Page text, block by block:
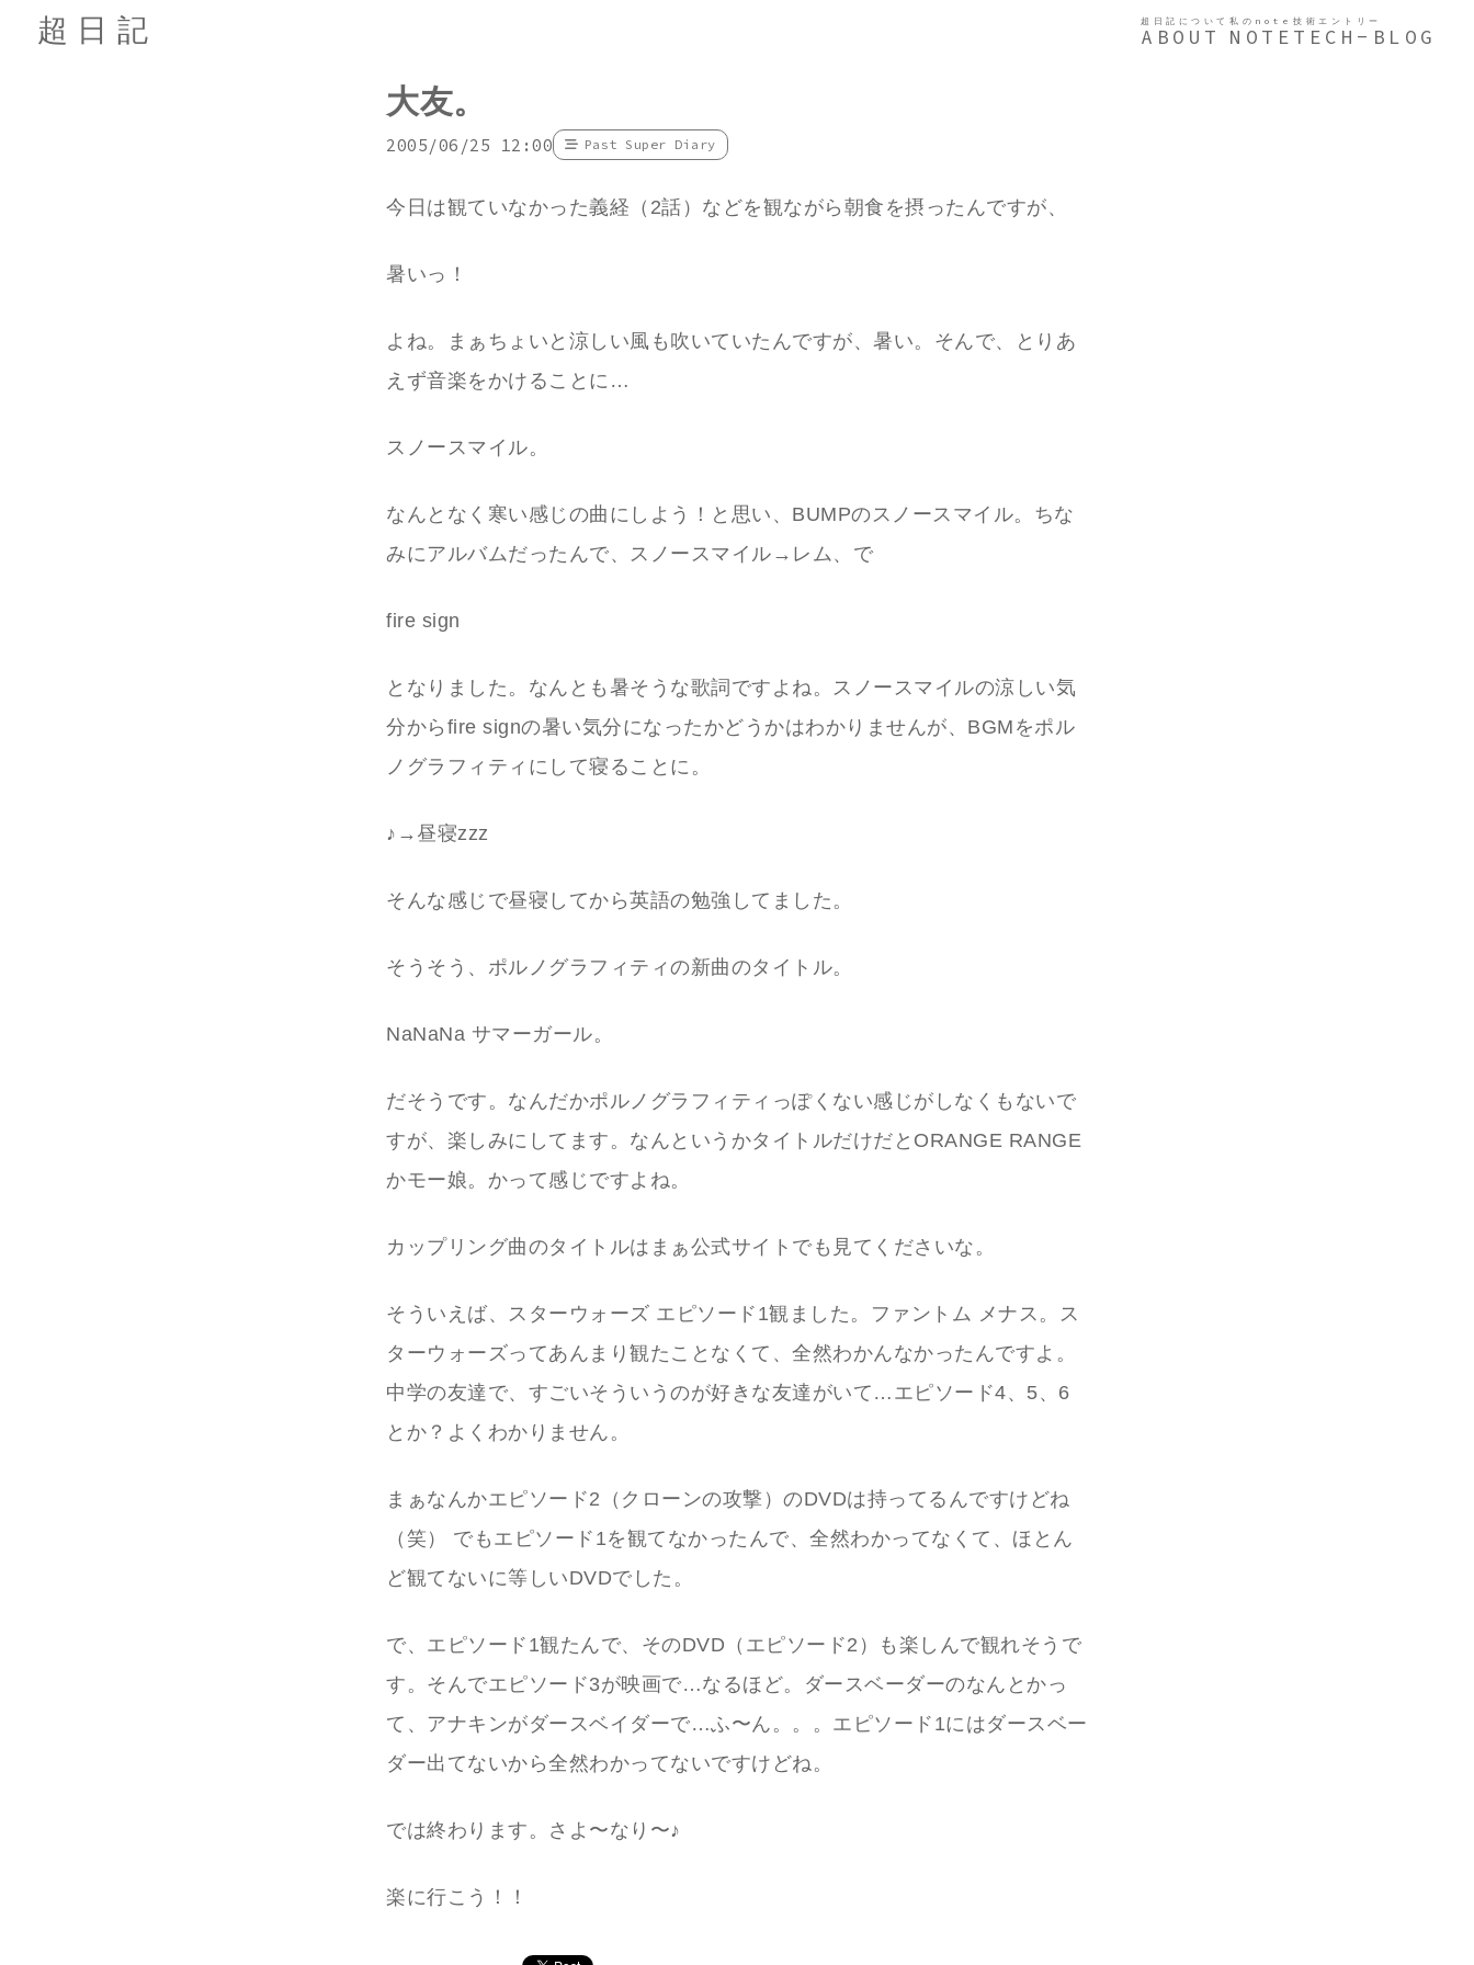
超日記 超日記について
ABOUT
私のnote
NOTE
技術エントリー
TECH-BLOG
大友。
2005/06/25 12:00 Past Super Diary
今日は観ていなかった義経（2話）などを観ながら朝食を摂ったんですが、
暑いっ！
よね。まぁちょいと涼しい風も吹いていたんですが、暑い。そんで、とりあ
えず音楽をかけることに…
スノースマイル。
なんとなく寒い感じの曲にしよう！と思い、BUMPのスノースマイル。ちな
みにアルバムだったんで、スノースマイル→レム、で
fire sign
となりました。なんとも暑そうな歌詞ですよね。スノースマイルの涼しい気
分からfire signの暑い気分になったかどうかはわかりませんが、BGMをポル
ノグラフィティにして寝ることに。
♪→昼寝zzz
そんな感じで昼寝してから英語の勉強してました。
そうそう、ポルノグラフィティの新曲のタイトル。
NaNaNa サマーガール。
だそうです。なんだかポルノグラフィティっぽくない感じがしなくもないで
すが、楽しみにしてます。なんというかタイトルだけだとORANGE RANGE
かモー娘。かって感じですよね。
カップリング曲のタイトルはまぁ公式サイトでも見てくださいな。
そういえば、スターウォーズ エピソード1観ました。ファントム メナス。ス
ターウォーズってあんまり観たことなくて、全然わかんなかったんですよ。
中学の友達で、すごいそういうのが好きな友達がいて…エピソード4、5、6
とか？よくわかりません。
まぁなんかエピソード2（クローンの攻撃）のDVDは持ってるんですけどね
（笑） でもエピソード1を観てなかったんで、全然わかってなくて、ほとん
ど観てないに等しいDVDでした。
で、エピソード1観たんで、そのDVD（エピソード2）も楽しんで観れそうで
す。そんでエピソード3が映画で…なるほど。ダースベーダーのなんとかっ
て、アナキンがダースベイダーで…ふ〜ん。。。エピソード1にはダースベー
ダー出てないから全然わかってないですけどね。
では終わります。さよ〜なり〜♪
楽に行こう！！